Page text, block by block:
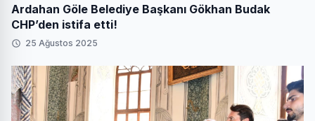
Ardahan Göle Belediye Başkanı Gökhan Budak
CHP’den istifa etti!
25 Ağustos 2025